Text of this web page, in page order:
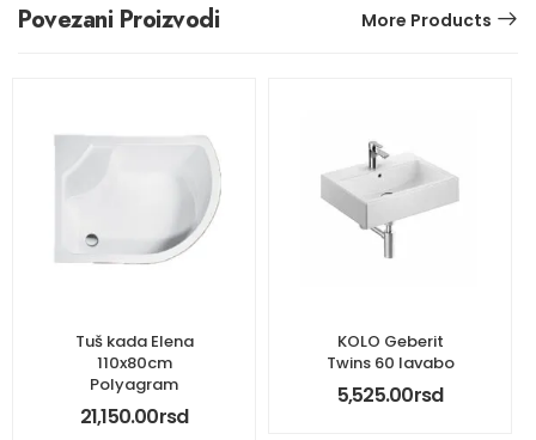
Povezani Proizvodi More Products
Tuš kada Elena
110x80cm
Polyagram
21,150.00rsd
KOLO Geberit
Twins 60 lavabo
5,525.00rsd